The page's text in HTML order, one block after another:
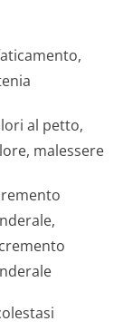
al petto,
malessere